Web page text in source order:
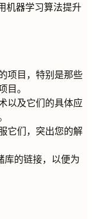
机器学习算法提升
项目，特别是那些
目。
以及它们的具体应
它们，突出您的解
库的链接，以便为